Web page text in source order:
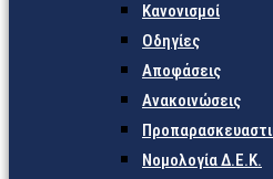
Κανονισμοί
Οδηγίες
Αποφάσεις
Ανακοινώσεις
Νομολογία Δ.Ε.Κ.